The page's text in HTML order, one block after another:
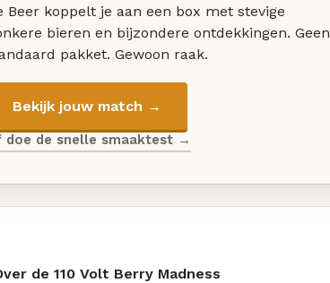
Beer koppelt je aan een box met stevige
bieren en bijzondere ontdekkingen. Geen
pakket. Gewoon raak.
Bekijk jouw match →
doe de snelle smaaktest →
de 110 Volt Berry Madness